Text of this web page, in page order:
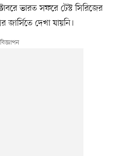
ভারত সফরে টেস্ট সিরিজের
দেখা যায়নি।